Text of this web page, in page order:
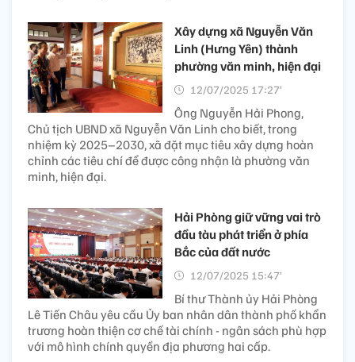
Xây dựng xã Nguyễn Văn
Linh (Hưng Yên) thành
phường văn minh, hiện đại
12/07/2025 17:27’
Ông Nguyễn Hải Phong,
Chủ tịch UBND xã Nguyễn Văn Linh cho biết, trong
nhiệm kỳ 2025–2030, xã đặt mục tiêu xây dựng hoàn
chỉnh các tiêu chí để được công nhận là phường văn
minh, hiện đại.
Hải Phòng giữ vững vai trò
đầu tàu phát triển ở phía
Bắc của đất nước
12/07/2025 15:47’
Bí thư Thành ủy Hải Phòng
Lê Tiến Châu yêu cầu Ủy ban nhân dân thành phố khẩn
trương hoàn thiện cơ chế tài chính - ngân sách phù hợp
với mô hình chính quyền địa phương hai cấp.